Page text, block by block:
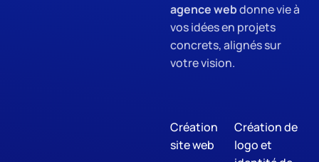
agence webdonne vie à
vos idées en projets
concrets, alignés sur
votre vision.
Création
site web
Création de
logo et